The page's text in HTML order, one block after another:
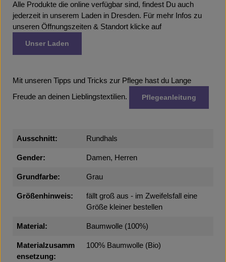
Alle Produkte die online verfügbar sind, findest Du auch
jederzeit in unserem Laden in Dresden. Für mehr Infos zu
unseren Öffnungszeiten & Standort klicke auf
Unser Laden
Mit unseren Tipps und Tricks zur Pflege hast du Lange
Freude an deinen Lieblingstextilien. Pflegeanleitung
Ausschnitt: Rundhals
Gender: Damen, Herren
Grundfarbe: Grau
Größenhinweis:
fällt groß aus - im Zweifelsfall eine
Größe kleiner bestellen
Material: Baumwolle (100%)
Materialzusamm
ensetzung:
100% Baumwolle (Bio)